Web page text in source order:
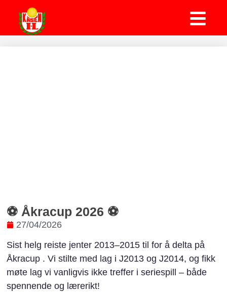
⚽️ Åkracup 2026 ⚽️
27/04/2026
Sist helg reiste jenter 2013–2015 til for å delta på
Åkracup . Vi stilte med lag i J2013 og J2014, og fikk
møte lag vi vanligvis ikke treffer i seriespill – både
spennende og lærerikt!